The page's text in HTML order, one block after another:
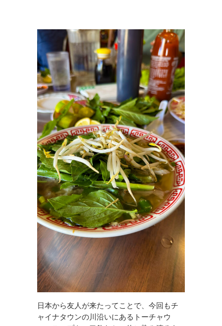
日本から友人が来たってことで、今回もチ
ャイナタウンの川沿いにあるトーチャウ